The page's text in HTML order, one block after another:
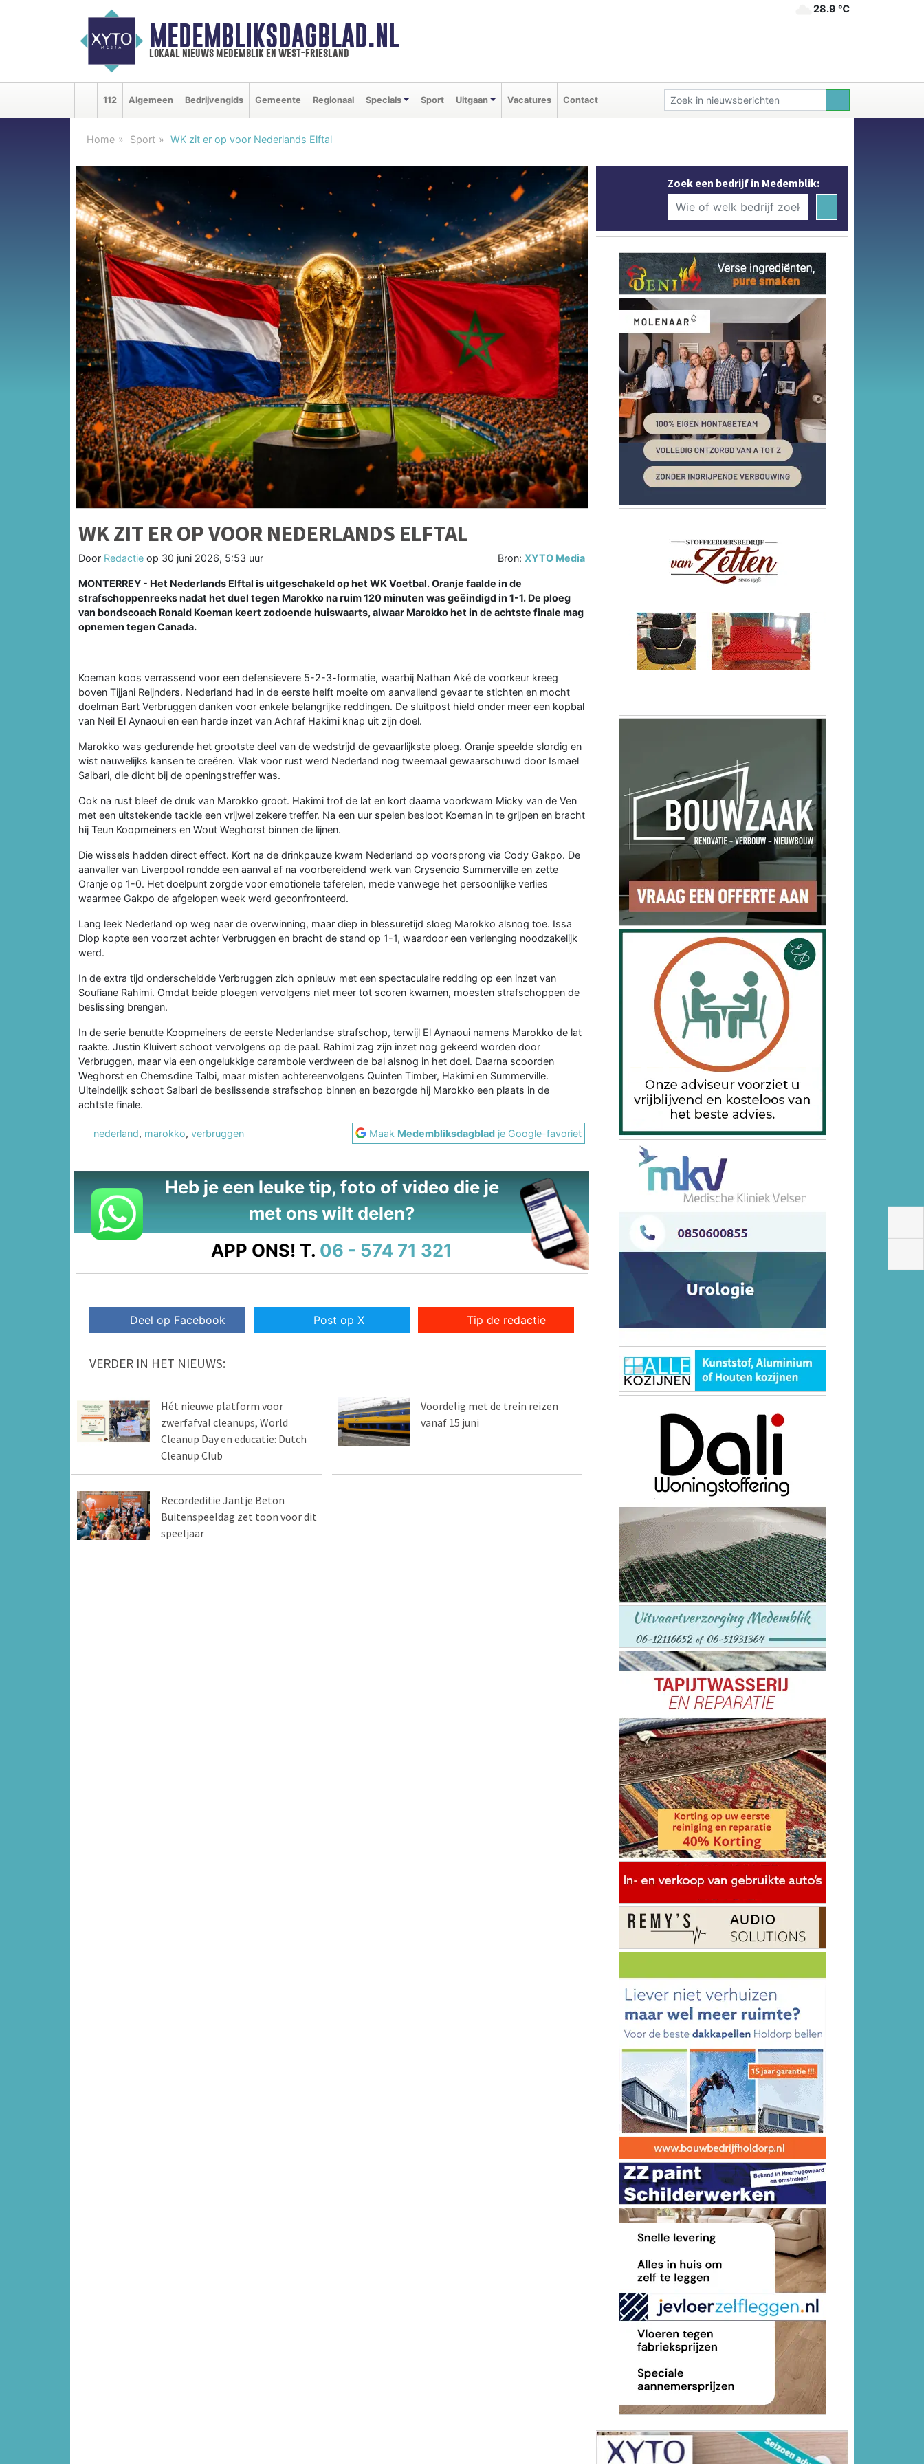
MEDEMBLIKSDAGBLAD.NL
lokaal nieuws medemblik en west-friesland
28.9 ℃
112 Algemeen Bedrijvengids Gemeente Regionaal Specials Sport Uitgaan Vacatures Contact
Home Sport WK zit er op voor Nederlands Elftal
WK ZIT ER OP VOOR NEDERLANDS ELFTAL
Door Redactie op 30 juni 2026, 5:53 uur Bron:XYTO Media
MONTERREY - Het Nederlands Elftal is uitgeschakeld op het WK Voetbal. Oranje faalde in de
strafschoppenreeks nadat het duel tegen Marokko na ruim 120 minuten was geëindigd in 1-1. De ploeg
van bondscoach Ronald Koeman keert zodoende huiswaarts, alwaar Marokko het in de achtste finale mag
opnemen tegen Canada.
Koeman koos verrassend voor een defensievere 5-2-3-formatie, waarbij Nathan Aké de voorkeur kreeg
boven Tijjani Reijnders. Nederland had in de eerste helft moeite om aanvallend gevaar te stichten en mocht
doelman Bart Verbruggen danken voor enkele belangrijke reddingen. De sluitpost hield onder meer een kopbal
van Neil El Aynaoui en een harde inzet van Achraf Hakimi knap uit zijn doel.
Marokko was gedurende het grootste deel van de wedstrijd de gevaarlijkste ploeg. Oranje speelde slordig en
wist nauwelijks kansen te creëren. Vlak voor rust werd Nederland nog tweemaal gewaarschuwd door Ismael
Saibari, die dicht bij de openingstreffer was.
Ook na rust bleef de druk van Marokko groot. Hakimi trof de lat en kort daarna voorkwam Micky van de Ven
met een uitstekende tackle een vrijwel zekere treffer. Na een uur spelen besloot Koeman in te grijpen en bracht
hij Teun Koopmeiners en Wout Weghorst binnen de lijnen.
Die wissels hadden direct effect. Kort na de drinkpauze kwam Nederland op voorsprong via Cody Gakpo. De
aanvaller van Liverpool rondde een aanval af na voorbereidend werk van Crysencio Summerville en zette
Oranje op 1-0. Het doelpunt zorgde voor emotionele taferelen, mede vanwege het persoonlijke verlies
waarmee Gakpo de afgelopen week werd geconfronteerd.
Lang leek Nederland op weg naar de overwinning, maar diep in blessuretijd sloeg Marokko alsnog toe. Issa
Diop kopte een voorzet achter Verbruggen en bracht de stand op 1-1, waardoor een verlenging noodzakelijk
werd.
In de extra tijd onderscheidde Verbruggen zich opnieuw met een spectaculaire redding op een inzet van
Soufiane Rahimi. Omdat beide ploegen vervolgens niet meer tot scoren kwamen, moesten strafschoppen de
beslissing brengen.
In de serie benutte Koopmeiners de eerste Nederlandse strafschop, terwijl El Aynaoui namens Marokko de lat
raakte. Justin Kluivert schoot vervolgens op de paal. Rahimi zag zijn inzet nog gekeerd worden door
Verbruggen, maar via een ongelukkige carambole verdween de bal alsnog in het doel. Daarna scoorden
Weghorst en Chemsdine Talbi, maar misten achtereenvolgens Quinten Timber, Hakimi en Summerville.
Uiteindelijk schoot Saibari de beslissende strafschop binnen en bezorgde hij Marokko een plaats in de
achtste finale.
nederland, marokko, verbruggen Maak Medembliksdagblad je Google-favoriet
Heb je een leuke tip, foto of video die je
met ons wilt delen?
APP ONS! T. 06 - 574 71 321
Deel op Facebook Post op X Tip de redactie
VERDER IN HET NIEUWS:
Hét nieuwe platform voor
zwerfafval cleanups, World
Cleanup Day en educatie: Dutch
Cleanup Club
Voordelig met de trein reizen
vanaf 15 juni
Recordeditie Jantje Beton
Buitenspeeldag zet toon voor dit
speeljaar
Zoek een bedrijf in Medemblik: